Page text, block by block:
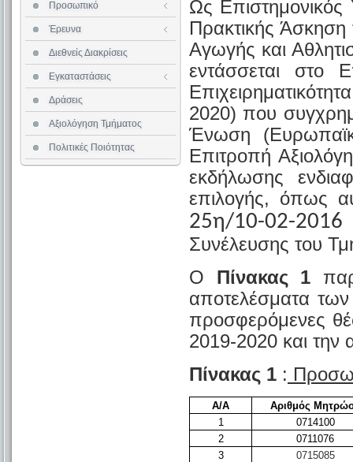
Ως
Πρακτικής
Αγωγής και
εντάσσεται στο
2020) που
Ένωση
Επιτροπή
εκδήλωσης
επιλογής, όπως
25η/10-02-
Συνέλευσης του
Ο Πίνακας 1
αποτελέσματα
προσφερόμενες
2019-2020 και την
Πίνακας 1 :
Α/Α
Αριθμός
1
0714100
2
0711076
3
0715085
Προσωπικό
Επισκέπτες Καθηγητές
Έρευνα
Επιστημονική Δεοντολογία
Ερευνητικά Προγράμματα
Διεθνείς Διακρίσεις
Εγκαταστάσεις
Αίθουσες Διδασκαλίας
Βιβλιοθήκη
Εστιατόριο
Διαθεσιμότητα Αιθουσών
Δράσεις
Αξιολόγηση Τμήματος
Πολιτικές Ποιότητας